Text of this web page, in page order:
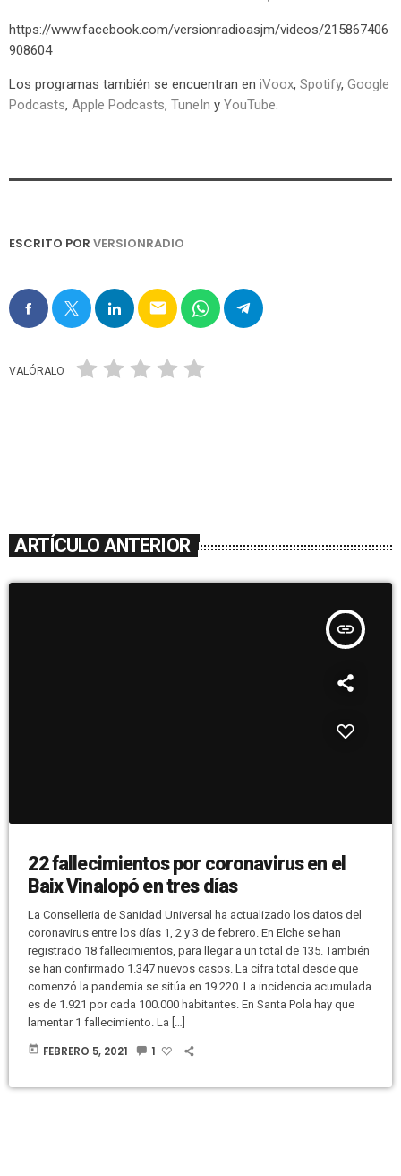
https://www.facebook.com/versionradioasjm/videos/215867406
908604
Los programas también se encuentran en iVoox, Spotify, Google
Podcasts, Apple Podcasts, TuneIn y YouTube.
ESCRITO POR VERSIONRADIO
email
VALÓRALO
ARTÍCULO ANTERIOR
insert_link
22 fallecimientos por coronavirus en el
Baix Vinalopó en tres días
La Conselleria de Sanidad Universal ha actualizado los datos del
coronavirus entre los días 1, 2 y 3 de febrero. En Elche se han
registrado 18 fallecimientos, para llegar a un total de 135. También
se han confirmado 1.347 nuevos casos. La cifra total desde que
comenzó la pandemia se sitúa en 19.220. La incidencia acumulada
es de 1.921 por cada 100.000 habitantes. En Santa Pola hay que
lamentar 1 fallecimiento. La […]
today FEBRERO 5, 2021 1